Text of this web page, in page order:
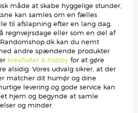
måde at skabe hyggelige stunder,
kan samles om en fælles
til afslapning efter en lang dag,
regnvejrsdage eller som en del af
kan du nemt
andre spændende produkter
kreativitet & hobby for at gøre
alsidig. Vores udvalg sikrer, at der
matcher dit humør og dine
levering og gode service kan
hjem og begynde at samle
og minder.